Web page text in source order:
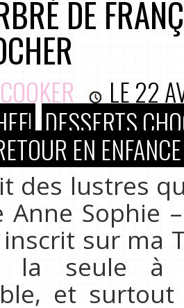
DE
LE22
DESSERTS
EN ENFANCE
des lustres
Anne Sophie
inscrit sur ma
la seule à
et